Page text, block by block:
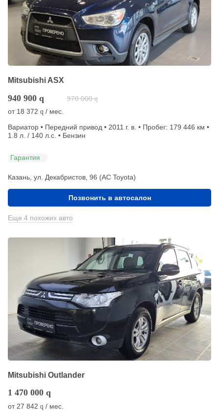
Mitsubishi ASX
940 900 q 970 000 q
от 18 372 q / мес.
Вариатор • Передний привод • 2011 г. в. • Пробег: 179 446 км •
1.8 л. / 140 л.с. • Бензин
Гарантия
Казань, ул. Декабристов, 96 (АС Toyota)
Позвонить в автосалон
Еще 4 похожих авто
Mitsubishi Outlander
1 470 000 q
от 27 842 q / мес.